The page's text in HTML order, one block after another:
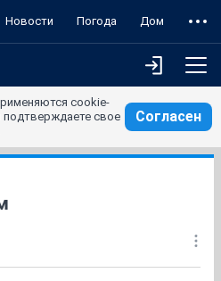
Новости Погода Дом
cookie-
подтверждаете свое
Согласен